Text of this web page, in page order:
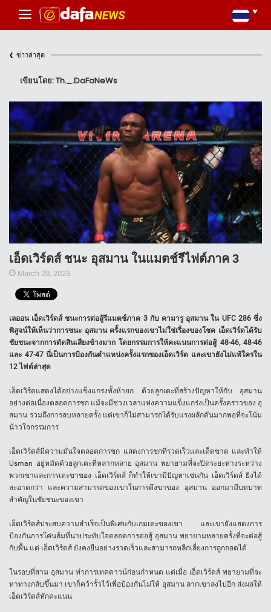
‹ ข่าวล่าสุด
เขียนโดย: Th._.DaFaNeWs
เอ็ดเวิร์ดส์ ชนะ อุสมาน ในแมตช์รีไฟต์ภาค 3
March 20, 2023
เลออน เอ็ดเวิร์ดส์ ชนะการต่อสู้รีแมตช์ภาค 3 กับ คามารู อุสมาน ใน UFC 286 ซึ่ง
พิสูจน์ให้เห็นว่าการชนะ อุสมาน ครั้งแรกของเขาไม่ใช่เรื่องของโชค เอ็ดเวิร์ดได้รับ
ชัยชนะจากการตัดสินเสียงข้างมาก โดยกรรมการให้คะแนนการต่อสู้ 48-46, 48-46
และ 47-47 นี่เป็นการป้องกันตำแหน่งครั้งแรกของเอ็ดเวิร์ด และเขายังไม่แพ้ใครใน
12 ไฟต์ล่าสุด
เอ็ดเวิร์ดแสดงได้อย่างแข็งแกร่งทั้งห้ายก ด้วยลูกเตะที่สร้างปัญหาให้กับ อุสมาน
อย่างต่อเนื่องตลอดการชก แม้จะมีช่วงเวลาแห่งความแข็งแกร่งเป็นครั้งคราวของ อุ
สมาน รวมถึงการลบหลายครั้ง แต่เขาก็ไม่สามารถได้รับแรงผลักดันมากพอที่จะโน้ม
น้าวใจกรรมการ
เอ็ดเวิร์ดส์มีความมั่นใจตลอดการชก แสดงการชกที่รวดเร็วและเด็ดขาด และทำให้
Usman อยู่หมัดด้วยลูกเตะที่หลากหลาย อุสมาน พยายามที่จะปิดระยะห่างระหว่าง
พวกเขาและการเตะขาของ เอ็ดเวิร์ดส์ ก็ทำให้เขามีปัญหาเช่นกัน เอ็ดเวิร์ดส์ ยิงได้
สะอาดกว่า และความสามารถของเขาในการดึงขาของ อุสมาน ออกมามีบทบาท
สำคัญในชัยชนะของเขา
เอ็ดเวิร์ดส์ประสบความสำเร็จเป็นพิเศษกับเกมเตะของเขา และเขายังแสดงการ
ป้องกันการโค่นล้มที่น่าประทับใจตลอดการต่อสู้ อุสมาน พยายามหลายครั้งที่จะต่อสู้
กับพื้น แต่ เอ็ดเวิร์ดส์ ยังคงยืนอย่างรวดเร็วและสามารถหลีกเลี่ยงการถูกถอดได้
ในรอบที่สาม อุสมาน ทำการเทคดาวน์ก่อนกำหนด แต่เมื่อ เอ็ดเวิร์ดส์ พยายามที่จะ
หาทางกลับขึ้นมา เขาก็คว้ารั้วไว้เพื่อป้องกันไม่ให้ อุสมาน ลากเขาลงไปอีก ส่งผลให้
เอ็ดเวิร์ดส์หักคะแนน